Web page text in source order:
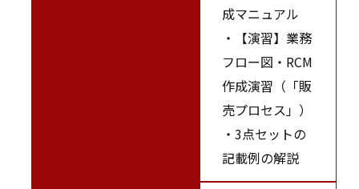
成マニュアル
・【演習】業務
フロー図・RCM
作成演習（「販
売プロセス」）
・3点セットの
記載例の解説